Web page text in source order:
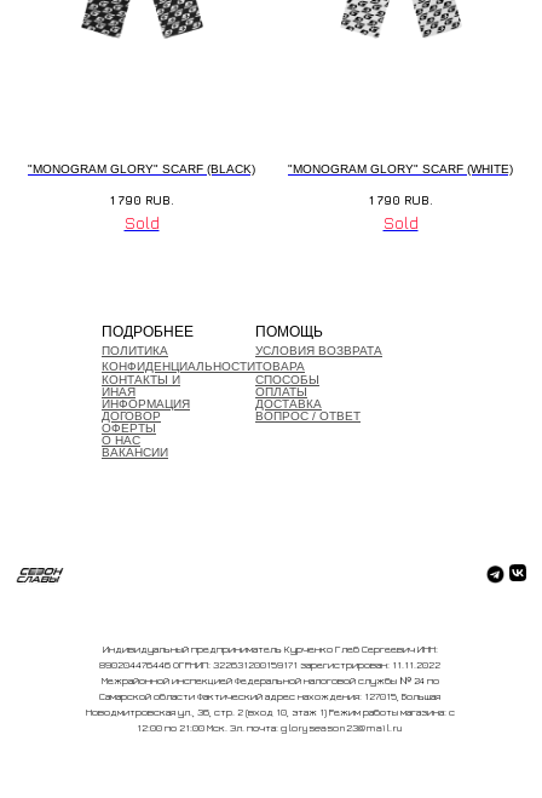
"MONOGRAM GLORY" SCARF (BLACK)
1 790 RUB.
"MONOGRAM GLORY" SCARF (WHITE)
1 790 RUB.
ПОДРОБНЕЕ
ПОЛИТИКА
КОНФИДЕНЦИАЛЬНОСТИ
КОНТАКТЫ И
ИНАЯ
ИНФОРМАЦИЯ
ДОГОВОР
ОФЕРТЫ
О НАС
ВАКАНСИИ
ПОМОЩЬ
УСЛОВИЯ ВОЗВРАТА
ТОВАРА
СПОСОБЫ
ОПЛАТЫ
ДОСТАВКА
ВОПРОС / ОТВЕТ
Индивидуальный предприниматель Курченко Глеб Сергеевич ИНН:
890204476446 ОГРНИП: 322631200159171 зарегистрирован: 11.11.2022
Межрайонной инспекцией Федеральной налоговой службы № 24 по
Самарской области Фактический адрес нахождения: 127015, Большая
Новодмитровская ул., 36, стр. 2 (вход 10, этаж 1) Режим работы магазина: с
12:00 по 21:00 Мск. Эл. почта: gloryseason23@mail.ru